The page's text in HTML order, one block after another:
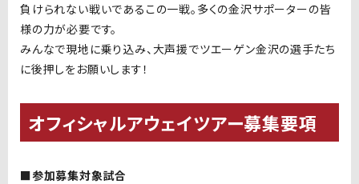
負けられない戦いであるこの一戦。多くの金沢サポーターの皆
様の力が必要です。
みんなで現地に乗り込み、大声援でツエーゲン金沢の選手たち
に後押しをお願いします！
オフィシャルアウェイツアー募集要項
■参加募集対象試合